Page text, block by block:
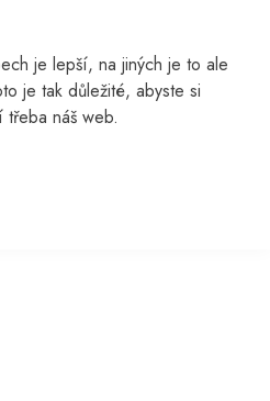
je lepší, na jiných je to ale
je tak důležité, abyste si
náš web.